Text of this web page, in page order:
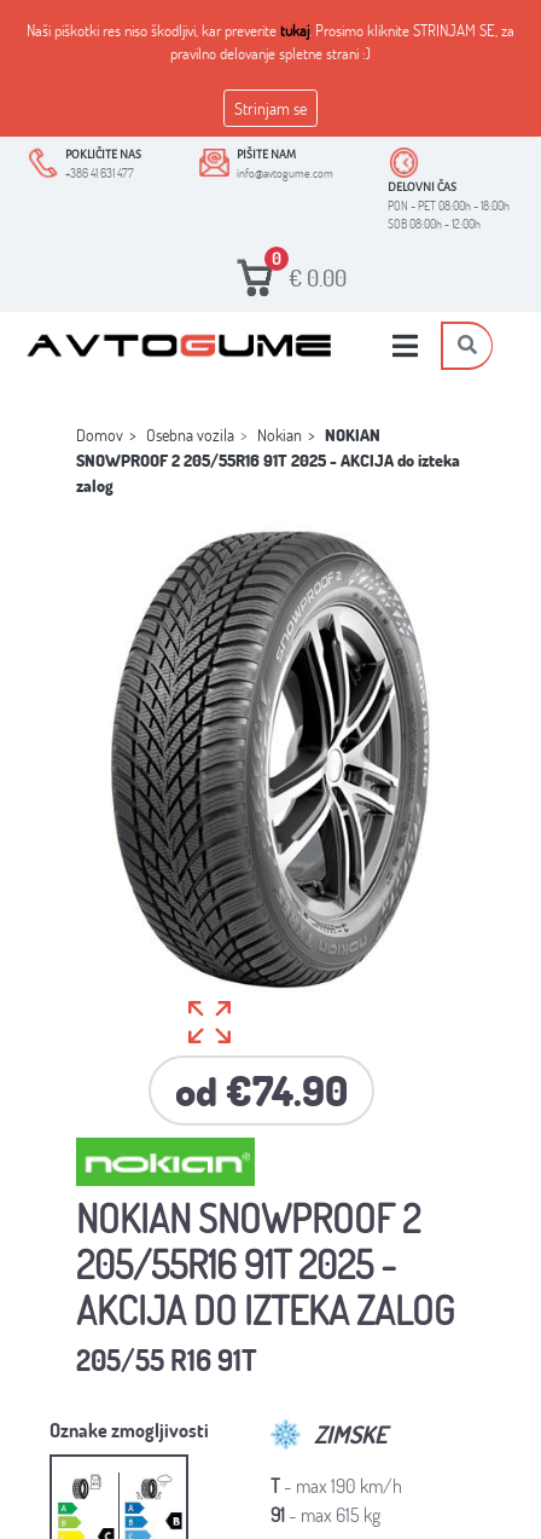
Naši piškotki res niso škodljivi, kar preveritetukaj. Prosimo kliknite STRINJAM SE, za
pravilno delovanje spletne strani :)
Strinjam se
POKLIČITE NAS
+386 41 631 477
PIŠITE NAM
info@avtogume.com
DELOVNI ČAS
PON - PET 08:00h - 18:00h
SOB 08:00h - 12:00h
0
€ 0.00
Domov Osebna vozila Nokian
NOKIAN
SNOWPROOF 2 205/55R16 91T 2025 - AKCIJA do izteka
zalog
od €74.90
NOKIAN SNOWPROOF 2
205/55R16 91T 2025 -
AKCIJA DO IZTEKA ZALOG
205/55 R16 91T
Oznake zmogljivosti ZIMSKE
T- max 190 km/h
91- max 615 kg